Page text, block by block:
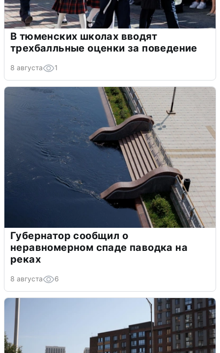
В тюменских школах вводят
трехбалльные оценки за поведение
8 августа 1
Губернатор сообщил о
неравномерном спаде паводка на
реках
8 августа 6